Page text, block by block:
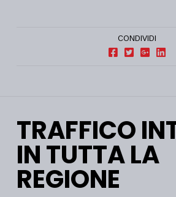
CONDIVIDI
TRAFFICO
IN TUTTA LA
REGIONE